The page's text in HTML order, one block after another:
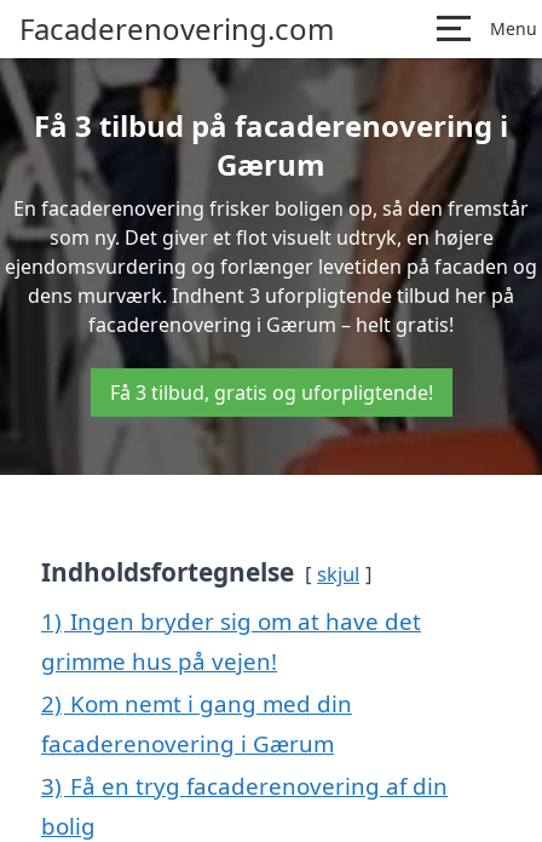
Facaderenovering.com Menu
Få 3 tilbud på facaderenovering i
Gærum
En facaderenovering frisker boligen op, så den fremstår
som ny. Det giver et flot visuelt udtryk, en højere
ejendomsvurdering og forlænger levetiden på facaden og
dens murværk. Indhent 3 uforpligtende tilbud her på
facaderenovering i Gærum – helt gratis!
Få 3 tilbud, gratis og uforpligtende!
Indholdsfortegnelse skjul
1) Ingen bryder sig om at have det
grimme hus på vejen!
2) Kom nemt i gang med din
facaderenovering i Gærum
3) Få en tryg facaderenovering af din
bolig